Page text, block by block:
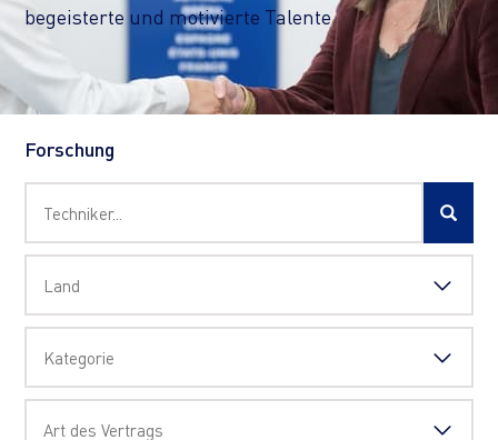
begeisterte und motivierte Talente
Forschung